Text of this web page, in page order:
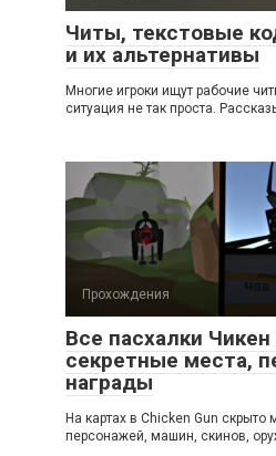
Читы, текстовые
и их альтернативы
Многие игроки ищут рабочие
ситуация не так проста.
Прохождения
Все пасхалки Чикен
секретные места,
награды
На картах в Chicken Gun скрыто
персонажей, машин, скинов,